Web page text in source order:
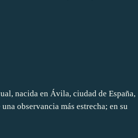
nacida en Ávila, ciudad de España,
observancia más estrecha; en su